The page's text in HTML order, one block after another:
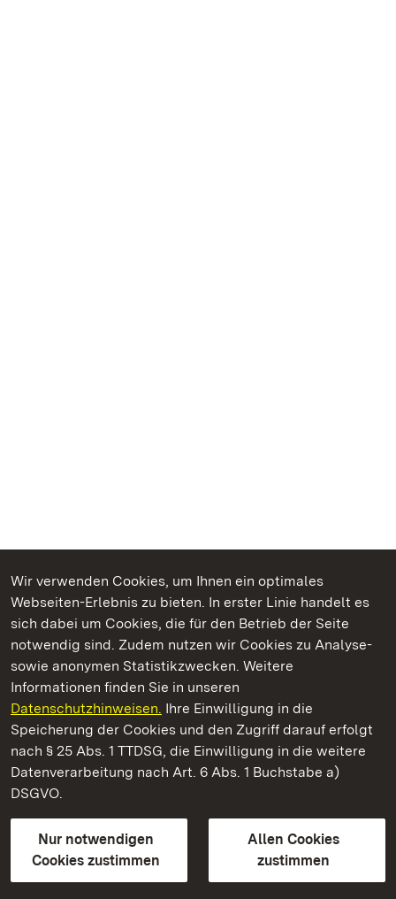
Wir verwenden Cookies, um Ihnen ein optimales
Webseiten-Erlebnis zu bieten. In erster Linie handelt es
sich dabei um Cookies, die für den Betrieb der Seite
notwendig sind. Zudem nutzen wir Cookies zu Analyse-
sowie anonymen Statistikzwecken. Weitere
Informationen finden Sie in unseren
Datenschutzhinweisen. Ihre Einwilligung in die
Speicherung der Cookies und den Zugriff darauf erfolgt
nach § 25 Abs. 1 TTDSG, die Einwilligung in die weitere
Datenverarbeitung nach Art. 6 Abs. 1 Buchstabe a)
DSGVO.
Nur notwendigen
Cookies zustimmen
Allen Cookies
zustimmen
Kommen. Staunen. Genießen.
Hochburg bei Emmendingen
Staatliche Schlösser und Gärten Baden-Württemberg
Kontakt
GebärdenspracheLeichte Sprache
Erklärung zur Barrierefreiheit
BITV-konform (geprüfte Seiten)